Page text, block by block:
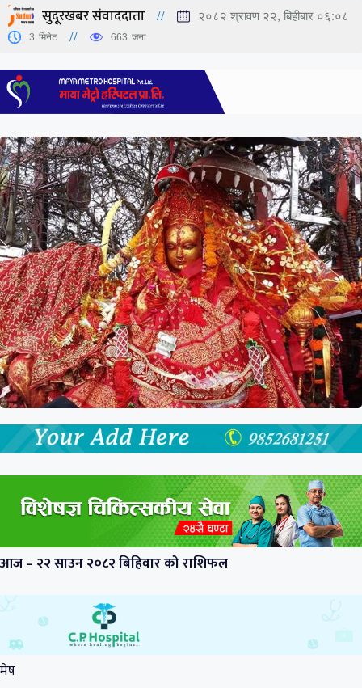
सुदूरखबर संवाददाता २०८२ श्रावण २२, बिहीबार ०६:०८
3 मिनेट 663 जना
आज – २२ साउन २०८२ बिहिवार को राशिफल
मेष